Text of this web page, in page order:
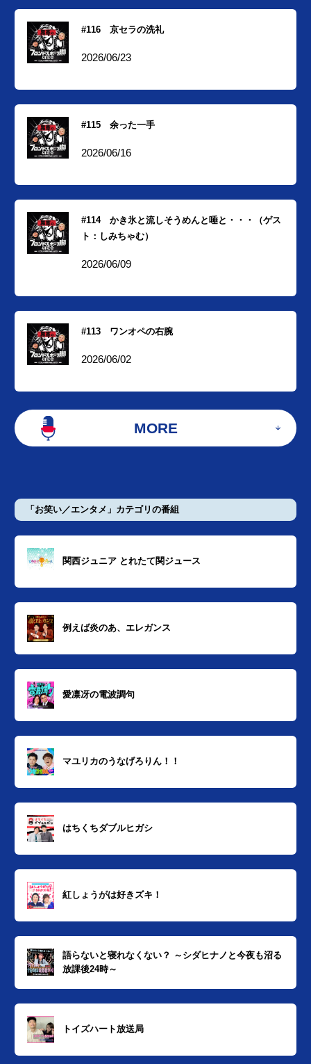
#116 京セラの洗礼
2026/06/23
#115 余った一手
2026/06/16
#114 かき氷と流しそうめんと唾と・・・（ゲス
ト：しみちゃむ）
2026/06/09
#113 ワンオペの右腕
2026/06/02
MORE
「お笑い／エンタメ」カテゴリの番組
関西ジュニア とれたて関ジュース
例えば炎のあ、エレガンス
愛凛冴の電波調句
マユリカのうなげろりん！！
はちくちダブルヒガシ
紅しょうがは好きズキ！
語らないと寝れなくない？ ～シダヒナノと今夜も沼る
放課後24時～
トイズハート放送局